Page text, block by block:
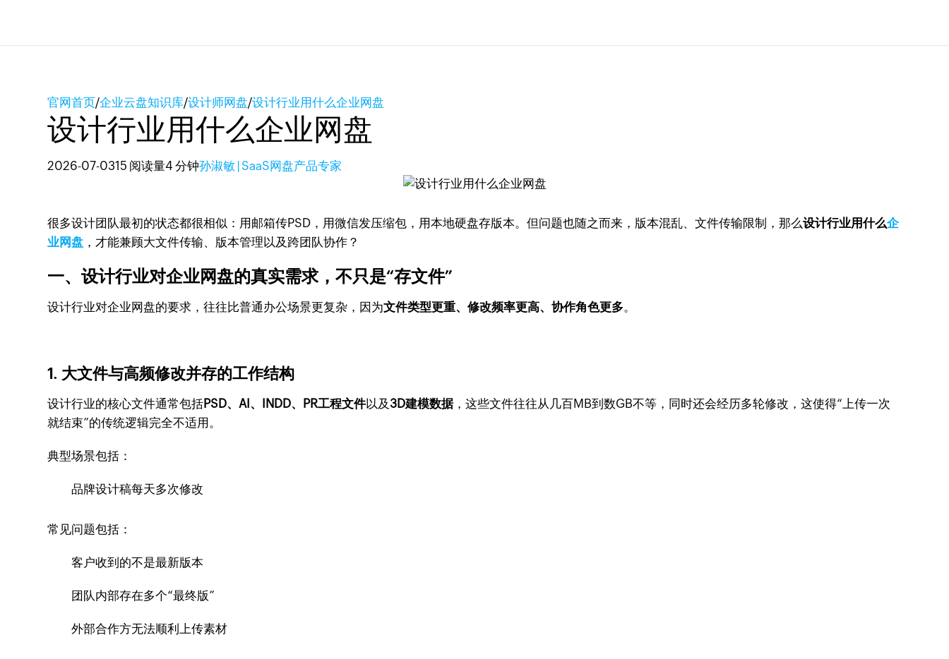
官网首页/企业云盘知识库/设计师网盘/设计行业用什么企业网盘
设计行业用什么企业网盘
2026-07-0315 阅读量4 分钟孙淑敏 | SaaS网盘产品专家
很多设计团队最初的状态都很相似：用邮箱传PSD，用微信发压缩包，用本地硬盘存版本。但问题也随之而来，版本混乱、文件传输限制，那么设计行业用什么企
业网盘 ，才能兼顾大文件传输、版本管理以及跨团队协作？
一、设计行业对企业网盘的真实需求，不只是“存文件”
设计行业对企业网盘的要求，往往比普通办公场景更复杂，因为文件类型更重、修改频率更高、协作角色更多。
1. 大文件与高频修改并存的工作结构
设计行业的核心文件通常包括PSD、AI、INDD、PR工程文件以及3D建模数据，这些文件往往从几百MB到数GB不等，同时还会经历多轮修改，这使得“上传一次
就结束”的传统逻辑完全不适用。
典型场景包括：
品牌设计稿每天多次修改
常见问题包括：
客户收到的不是最新版本
团队内部存在多个“最终版”
外部合作方无法顺利上传素材